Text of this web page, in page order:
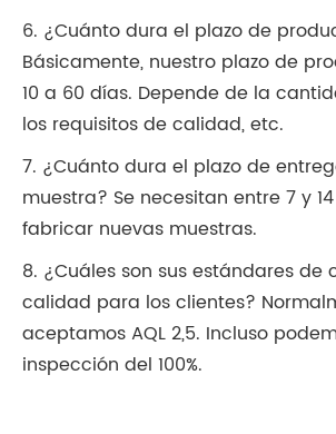
6. ¿Cuánto dura el plazo de
Básicamente, nuestro plazo de
10 a 60 días. Depende de la
los requisitos de calidad, etc.
7. ¿Cuánto dura el plazo de
muestra? Se necesitan entre 7 y
fabricar nuevas muestras.
8. ¿Cuáles son sus estándares de
calidad para los clientes?
aceptamos AQL 2,5. Incluso
inspección del 100%.